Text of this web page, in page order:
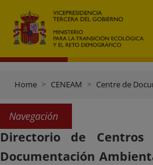
Home CENEAM Centre de
Navegación
Directorio de
Documentación